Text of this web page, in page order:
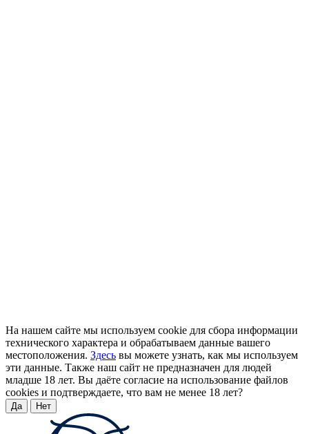
На нашем сайте мы используем cookie для сбора информации
технического характера и обрабатываем данные вашего
местоположения. Здесь вы можете узнать, как мы используем
эти данные. Также наш сайт не предназначен для людей
младше 18 лет. Вы даёте согласие на использование файлов
cookies и подтверждаете, что вам не менее 18 лет?
Да Нет